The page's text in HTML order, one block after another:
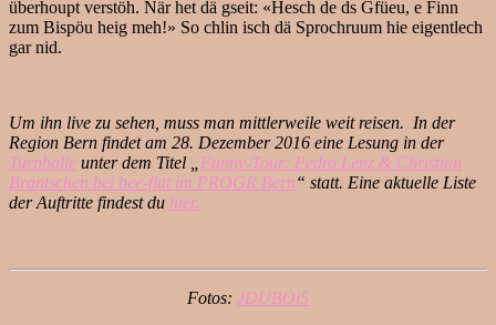
überhoupt verstöh. När het dä gseit: «Hesch de ds Gfüeu, e Finn
zum Bispöu heig meh!» So chlin isch dä Sprochruum hie eigentlech
gar nid.
Um ihn live zu sehen, muss man mittlerweile weit reisen. In der
Region Bern findet am 28. Dezember 2016 eine Lesung in der
Turnhalle unter dem Titel „ Fanny-Tour: Pedro Lenz & Christian
Brantschen bei bee-flat im PROGR Bern“ statt. Eine aktuelle Liste
der Auftritte findest du hier.
Fotos: JDUBOiS